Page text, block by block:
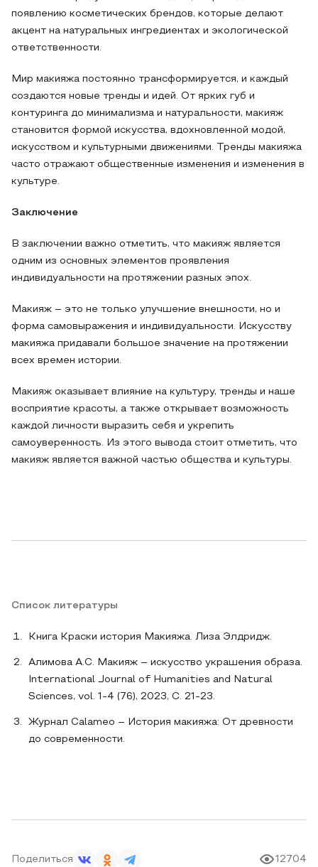
появлению косметических брендов, которые делают
акцент на натуральных ингредиентах и экологической
ответственности.
Мир макияжа постоянно трансформируется, и каждый
создаются новые тренды и идей. От ярких губ и
контуринга до минимализма и натуральности, макияж
становится формой искусства, вдохновленной модой,
искусством и культурными движениями. Тренды макияжа
часто отражают общественные изменения и изменения в
культуре.
Заключение
В заключении важно отметить, что макияж является
одним из основных элементов проявления
индивидуальности на протяжении разных эпох.
Макияж – это не только улучшение внешности, но и
форма самовыражения и индивидуальности. Искусству
макияжа придавали большое значение на протяжении
всех времен истории.
Макияж оказывает влияние на культуру, тренды и наше
восприятие красоты, а также открывает возможность
каждой личности выразить себя и укрепить
самоуверенность. Из этого вывода стоит отметить, что
макияж является важной частью общества и культуры.
Список литературы
Книга Краски история Макияжа. Лиза Элдридж.
Алимова А.С. Макияж – искусство украшения образа.
International Journal of Humanities and Natural
Sciences, vol. 1-4 (76), 2023, С. 21-23.
Журнал Calameo – История макияжа: От древности
до современности.
Поделиться 12704